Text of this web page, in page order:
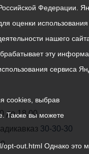
до 18.00
30-30-30
Федерации.
оценки
нашего
эту
сервиса
cookies, выбрав
Также вы можете
out.html Однако это